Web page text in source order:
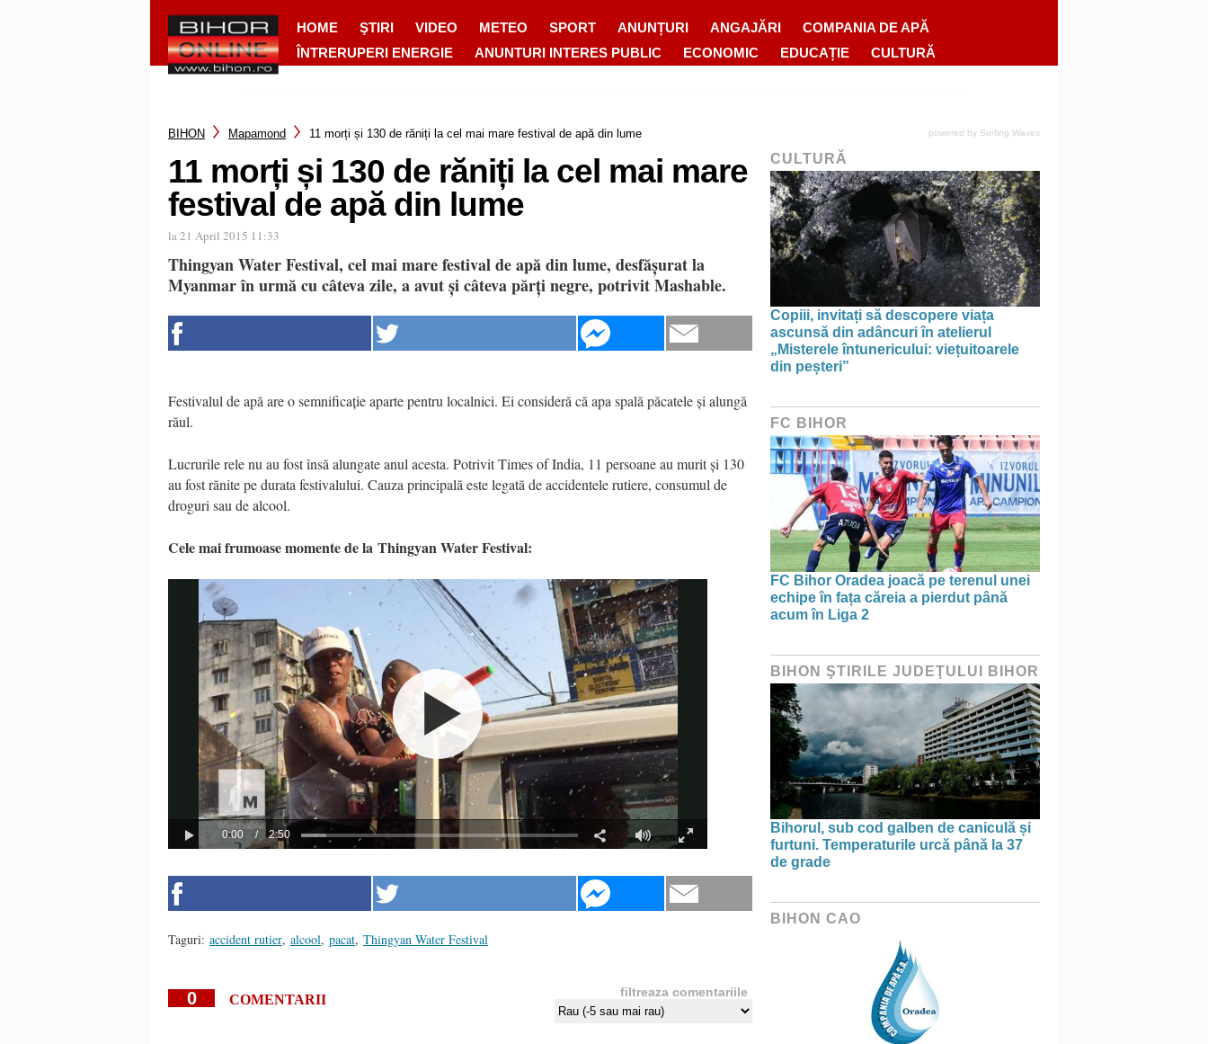
HOME ŞTIRI VIDEO METEO SPORT ANUNȚURI ANGAJĂRI
COMPANIA DE APĂ
ÎNTRERUPERI ENERGIE
ANUNTURI INTERES PUBLIC ECONOMIC EDUCAȚIE CULTURĂ
BIHON Mapamond 11 morți și 130 de răniți la cel mai mare festival de apă din lume
11 morți și 130 de răniți la cel mai mare
festival de apă din lume
la 21 April 2015 11:33
Thingyan Water Festival, cel mai mare festival de apă din lume, desfășurat la
Myanmar în urmă cu câteva zile, a avut și câteva părți negre, potrivit Mashable.
Festivalul de apă are o semnificație aparte pentru localnici. Ei consideră că apa spală păcatele și alungă
răul.
Lucrurile rele nu au fost însă alungate anul acesta. Potrivit Times of India, 11 persoane au murit și 130
au fost rănite pe durata festivalului. Cauza principală este legată de accidentele rutiere, consumul de
droguri sau de alcool.
Cele mai frumoase momente de la Thingyan Water Festival:
Taguri: accident rutier, alcool, pacat, Thingyan Water Festival
0 COMENTARII filtreaza comentariile
powered by Surfing Waves
CULTURĂ
Copiii, invitați să descopere viața
ascunsă din adâncuri în atelierul
„Misterele întunericului: viețuitoarele
din peșteri”
FC BIHOR
FC Bihor Oradea joacă pe terenul unei
echipe în fața căreia a pierdut până
acum în Liga 2
BIHON ŞTIRILE JUDEŢULUI BIHOR
Bihorul, sub cod galben de caniculă și
furtuni. Temperaturile urcă până la 37
de grade
BIHON CAO